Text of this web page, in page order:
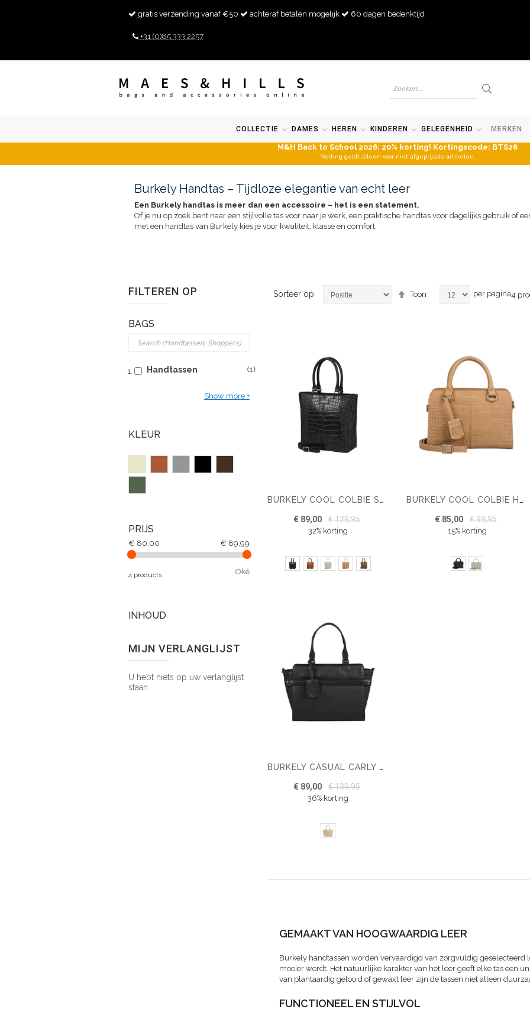
gratis verzending vanaf €50 achteraf betalen mogelijk 60 dagen bedenktijd
+31 (0)85 333 2257
COLLECTIE DAMES HEREN KINDEREN GELEGENHEID MERKEN
M&H Back to School 2026: 20% korting! Kortingscode: BTS26
*Korting geldt alleen voor niet afgeprijsde artikelen.
Burkely Handtas – Tijdloze elegantie van echt leer
Een Burkely handtas is meer dan een accessoire – het is een statement.
Of je nu op zoek bent naar een stijlvolle tas voor naar je werk, een praktische handtas voor dagelijks gebruik of
met een handtas van Burkely kies je voor kwaliteit, klasse en comfort.
Sorteer op
Van
Toon per pagina4
BURKELY COOL COLBIE SHOPPER SMALL
€ 89,00 € 129,95
32% korting
BURKELY COOL COLBIE HANDBAG SMALL
€ 85,00 € 99,95
15% korting
BURKELY CASUAL CARLY HANDBAG
€ 89,00 € 139,95
36% korting
GEMAAKT VAN HOOGWAARDIG LEER
Burkely handtassen worden vervaardigd van zorgvuldig geselecteerd
mooier wordt. Het natuurlijke karakter van het leer geeft elke tas een
van plantaardig gelooid of gewaxt leer zijn de tassen niet alleen
FUNCTIONEEL EN STIJLVOL
FILTEREN OP
BAGS
Handtassen 1
Show more
KLEUR
PRIJS
€ 80,00 € 89,99
4 products Oké
INHOUD
MIJN VERLANGLIJST
U hebt niets op uw verlanglijst
staan.